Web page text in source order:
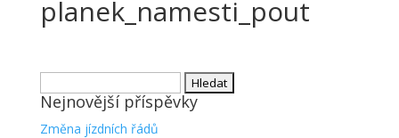
planek_namesti_pout
Nejnovější příspěvky
Změna jízdních řádů